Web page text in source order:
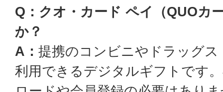
Q：クオ・カード ペイ（QUOカ
か？
A： 提携のコンビニやドラッグ
利用できるデジタルギフトです